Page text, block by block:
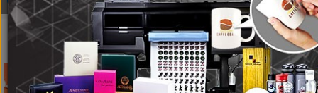
تبلیغ شو بیسیم نتایج جستجو برای برچسببیسیم